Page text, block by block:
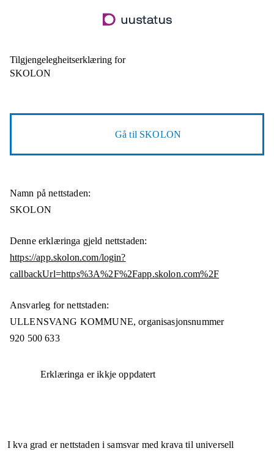
til
Tilgjengelegheitserklæring for
SKOLON
Gå til SKOLON
Namn på nettstaden:
SKOLON
Denne erklæringa gjeld nettstaden:
https://app.skolon.com/login?
callbackUrl=https%3A%2F%2Fapp.skolon.com%2F
Ansvarleg for nettstaden:
ULLENSVANG KOMMUNE,organisasjonsnummer
920 500 633
Erklæringa er ikkje oppdatert
I kva grad er nettstaden i samsvar med krava til universell